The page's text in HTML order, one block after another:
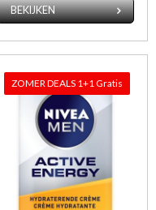
BEKIJKEN
ZOMER DEALS 1+1 Gratis